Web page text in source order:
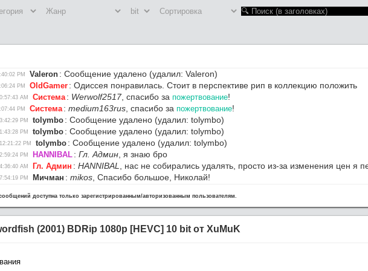
PM Valeron : Сообщение удалено (удалил: Valeron)
PM OldGamer : Одиссея понравилась. Стоит в перспективе рип в коллекцию положить
AM Система : Werwolf2517, спасибо за пожертвование!
PM Система : medium163rus, спасибо за пожертвование!
PM tolymbo : Сообщение удалено (удалил: tolymbo)
PM tolymbo : Сообщение удалено (удалил: tolymbo)
PM tolymbo : Сообщение удалено (удалил: tolymbo)
PM HANNIBAL : Гл. Админ, я знаю бро
AM Гл. Админ : HANNIBAL , нас не собирались удалять, просто из-за изменения цен я
PM Мичман : mikos, Спасибо большое, Николай!
AM HANNIBAL:мой сайт вообще удалили
:наступает полная ж,,,,па
maxim2201 : Северино / Severino (1978) BDRip 1080p [HEVC] 10 bit от OldGamer (RG
Гл. Админ:Переезд завершен. Ближайшие 4 месяца буду сильно занят. Зимой
доступна только зарегистрированным/авторизованным пользователям.
(2001) BDRip 1080p [HEVC] 10 bit от XuMuK